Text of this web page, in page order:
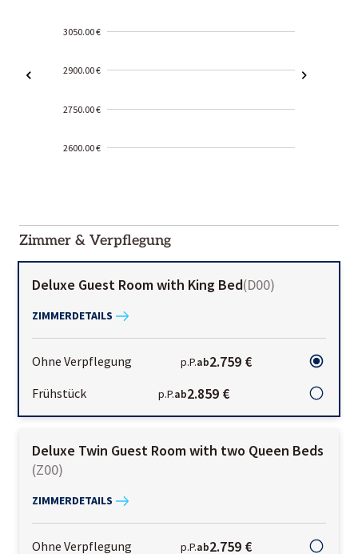
3050.00 €
2900.00 €
2750.00 €
2600.00 €
01-02
Zimmer & Verpflegung
Deluxe Guest Room with King Bed(D00)
ZIMMERDETAILS
Ohne Verpflegung p.P.ab2.759 €
Frühstück p.P.ab2.859 €
Deluxe Twin Guest Room with two Queen Beds
(Z00)
ZIMMERDETAILS
Ohne Verpflegung p.P.ab2.759 €